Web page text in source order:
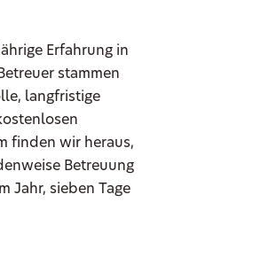
Erfahrung in
stammen
langfristige
finden wir heraus,
Betreuung
Jahr, sieben Tage